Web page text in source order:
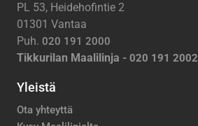
PL 53, Heidehofintie 2
01301 Vantaa
Puh. 020 191 2000
Tikkurilan Maalilinja - 020 191 2002
Yleistä
Ota yhteyttä